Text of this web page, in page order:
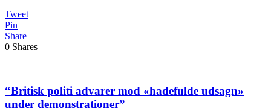
Tweet
Pin
Share
0 Shares
“Britisk politi advarer mod «hadefulde udsagn»
under demonstrationer”